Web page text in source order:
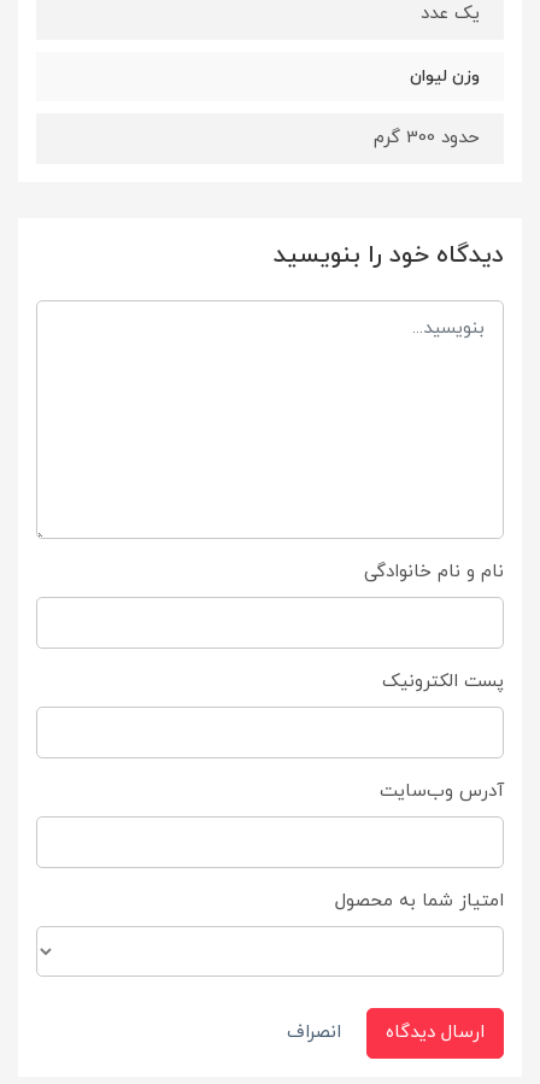
یک عدد
وزن لیوان
حدود 300 گرم
دیدگاه خود را بنویسید
نام و نام خانوادگی
پست الکترونیک
آدرس وب‌سایت
امتیاز شما به محصول
ارسال دیدگاه انصراف